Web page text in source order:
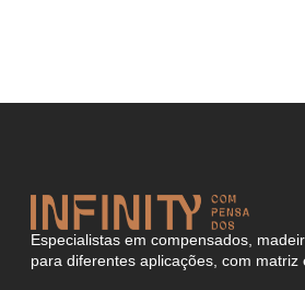
Especialistas em compensados,
para diferentes aplicações, com matriz